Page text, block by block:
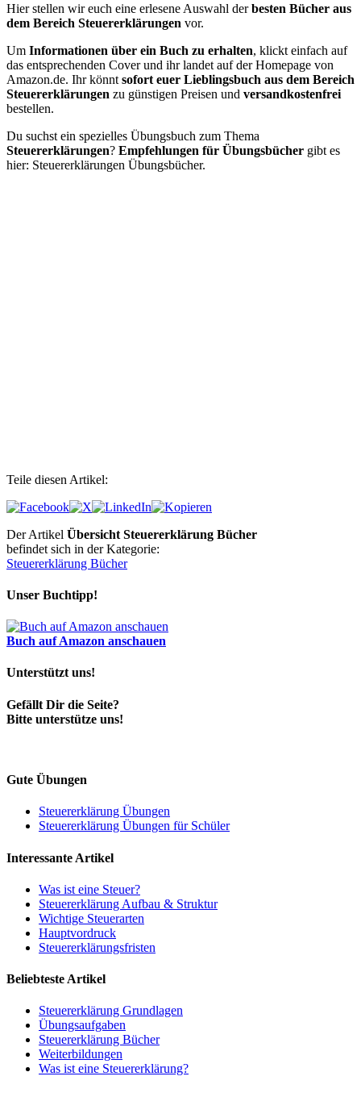
Hier stellen wir euch eine erlesene Auswahl derbesten Bücher aus
dem Bereich Steuererklärungen vor.
Um Informationen über ein Buch zu erhalten, klickt einfach auf
das entsprechenden Cover und ihr landet auf der Homepage von
Amazon.de. Ihr könnt sofort euer Lieblingsbuch aus dem Bereich
Steuererklärungen zu günstigen Preisen und versandkostenfrei
bestellen.
Du suchst ein spezielles Übungsbuch zum Thema
Steuererklärungen? Empfehlungen für Übungsbücher gibt es
hier: Steuererklärungen Übungsbücher.
Teile diesen Artikel:
Der Artikel Übersicht Steuererklärung Bücher
befindet sich in der Kategorie:
Steuererklärung Bücher
Unser Buchtipp!
Buch auf Amazon anschauen
Unterstützt uns!
Gefällt Dir die Seite?
Bitte unterstütze uns!
Gute Übungen
Steuererklärung Übungen
Steuererklärung Übungen für Schüler
Interessante Artikel
Was ist eine Steuer?
Steuererklärung Aufbau & Struktur
Wichtige Steuerarten
Hauptvordruck
Steuererklärungsfristen
Beliebteste Artikel
Steuererklärung Grundlagen
Übungsaufgaben
Steuererklärung Bücher
Weiterbildungen
Was ist eine Steuererklärung?